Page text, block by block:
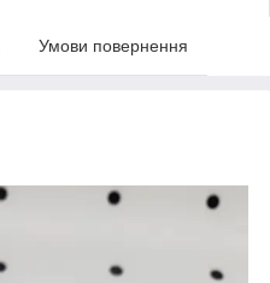
Умови повернення